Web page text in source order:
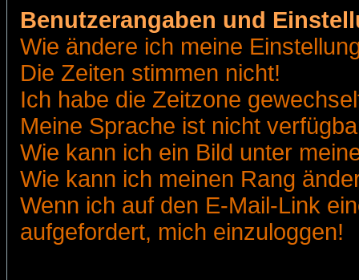
Benutzerangaben und
Wie ändere ich meine
Die Zeiten stimmen nicht!
Ich habe die Zeitzone
Meine Sprache ist nicht
Wie kann ich ein Bild unter
Wie kann ich meinen Rang
Wenn ich auf den E-Mail-Link
aufgefordert, mich einzuloggen!